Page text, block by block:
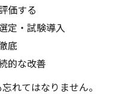
価する
定・試験導入
底
的な改善
れてはなりません。